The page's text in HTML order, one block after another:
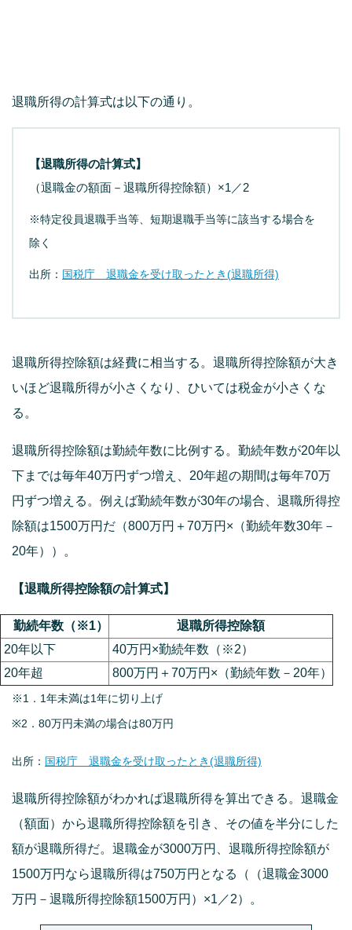
退職所得の計算式は以下の通り。
【退職所得の計算式】
（退職金の額面－退職所得控除額）×1／2
※特定役員退職手当等、短期退職手当等に該当する場合を
除く
出所： 国税庁 退職金を受け取ったとき(退職所得)
退職所得控除額は経費に相当する。退職所得控除額が大き
いほど退職所得が小さくなり、ひいては税金が小さくな
る。
退職所得控除額は勤続年数に比例する。勤続年数が20年以
下までは毎年40万円ずつ増え、20年超の期間は毎年70万
円ずつ増える。例えば勤続年数が30年の場合、退職所得控
除額は1500万円だ（800万円＋70万円×（勤続年数30年－
20年））。
【退職所得控除額の計算式】
勤続年数（※1）
退職所得控除額
20年以下
40万円×勤続年数（※2）
20年超
800万円＋70万円×（勤続年数－20年）
※1．1年未満は1年に切り上げ
※2．80万円未満の場合は80万円
出所： 国税庁 退職金を受け取ったとき(退職所得)
退職所得控除額がわかれば退職所得を算出できる。退職金
（額面）から退職所得控除額を引き、その値を半分にした
額が退職所得だ。退職金が3000万円、退職所得控除額が
1500万円なら退職所得は750万円となる（（退職金3000
万円－退職所得控除額1500万円）×1／2）。